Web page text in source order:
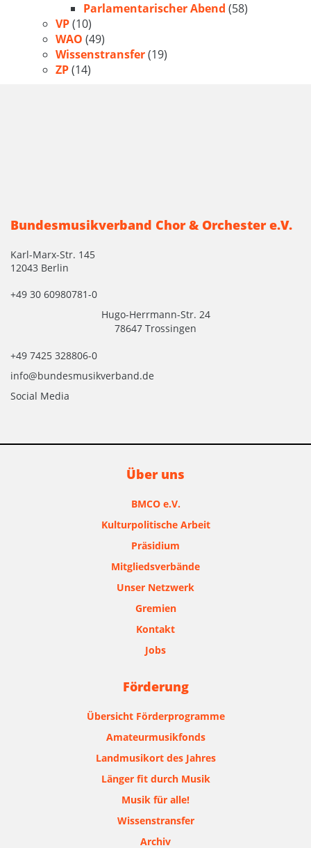
Parlamentarischer Abend (58)
VP(10)
WAO (49)
Wissenstransfer(19)
ZP(14)
Bundesmusikverband Chor & Orchester e.V.
Karl-Marx-Str. 145
12043 Berlin
+49 30 60980781-0
Hugo-Herrmann-Str. 24
78647 Trossingen
+49 7425 328806-0
info@bundesmusikverband.de
Social Media
Über uns
BMCO e.V.
Kulturpolitische Arbeit
Präsidium
Mitgliedsverbände
Unser Netzwerk
Gremien
Kontakt
Jobs
Förderung
Übersicht Förderprogramme
Amateurmusikfonds
Landmusikort des Jahres
Länger fit durch Musik
Musik für alle!
Wissenstransfer
Archiv